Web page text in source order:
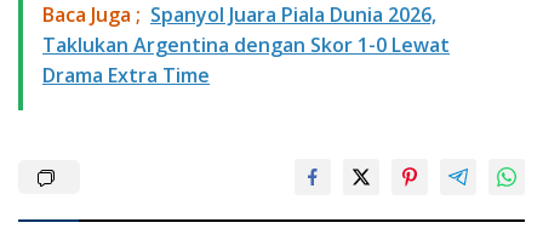
Baca Juga ; Spanyol Juara Piala Dunia 2026,
Taklukan Argentina dengan Skor 1-0 Lewat
Drama Extra Time